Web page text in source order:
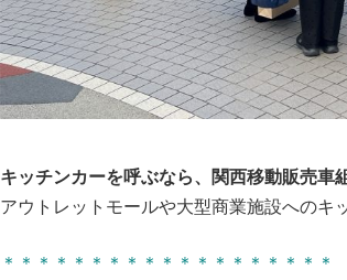
キッチンカーを呼ぶなら、関西移動販売車
アウトレットモールや大型商業施設へのキ
＊＊＊＊＊＊＊＊＊＊＊＊＊＊＊＊＊＊＊